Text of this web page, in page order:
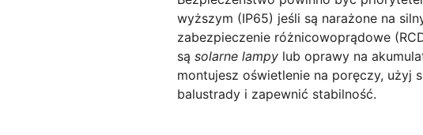
wyższym (IP65) jeśli są narażone na
zabezpieczenie różnicowoprądowe
są solarne lampy lub oprawy na
montujesz oświetlenie na poręczy, użyj
balustrady i zapewnić stabilność.